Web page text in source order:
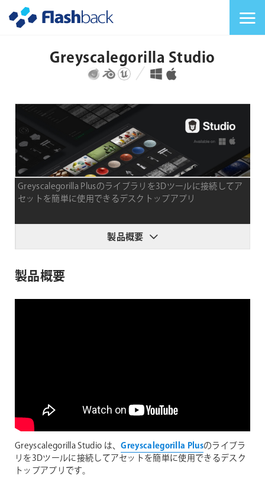
Greyscalegorilla Studio
対応プラットフォーム 対応OS
Greyscalegorilla Plusのライブラリを3Dツールに接続してア
セットを簡単に使用できるデスクトップアプリ
製品概要
製品概要
Greyscalegorilla Studio は、Greyscalegorilla Plusのライブラ
リを3Dツールに接続してアセットを簡単に使用できるデスク
トップアプリです。